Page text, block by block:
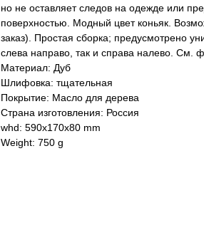
но не оставляет следов на одежде или
поверхностью. Модный цвет коньяк.
заказ). Простая сборка; предусмотрено
слева направо, так и справа налево. См.
Материал: Дуб
Шлифовка: тщательная
Покрытие: Масло для дерева
Страна изготовления: Россия
whd: 590x170x80 mm
Weight: 750 g